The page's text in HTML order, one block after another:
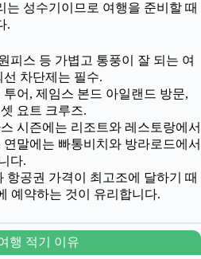
는 성수기이므로 여행을 준비할 때
.
피스 등 가볍고 통풍이 잘 되는 여
차단제는 필수.
투어, 제임스 본드 아일랜드 방문,
요트 크루즈.
시즌에는 리조트와 레스토랑에서
말에는 빠통비치와 방라로드에서
다.
항공권 가격이 최고조에 달하기 때
예약하는 것이 유리합니다.
행 적기 이유